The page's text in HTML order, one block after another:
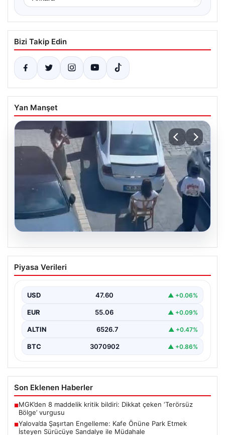
Bizi Takip Edin
Yan Manşet
05.08.2026
Yalova’da Şaşırtan Engelleme: Kafe
Önüne Park Etmek İsteyen Sürücüye
Yalova'da yaşanan sıra dışı bir olay, gündeme damgasını
Piyasa Verileri
USD 47.60 ▲ +0.06%
EUR 55.06 ▲ +0.09%
ALTIN 6526.7 ▲ +0.47%
BTC 3070902 ▲ +0.86%
Son Eklenen Haberler
■MGK’den 8 maddelik kritik bildiri: Dikkat çeken ‘Terörsüz
Bölge’ vurgusu
■Yalova’da Şaşırtan Engelleme: Kafe Önüne Park Etmek
İsteyen Sürücüye Sandalye ile Müdahale